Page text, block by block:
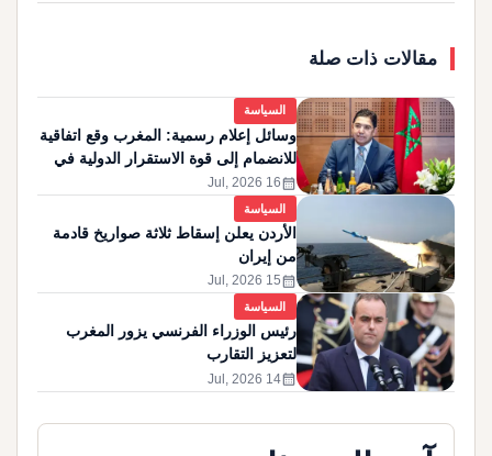
مقالات ذات صلة
السياسة
وسائل إعلام رسمية: المغرب وقع اتفاقية
للانضمام إلى قوة الاستقرار الدولية في
غزة
calendar_month
16 Jul, 2026
السياسة
الأردن يعلن إسقاط ثلاثة صواريخ قادمة
من إيران
calendar_month
15 Jul, 2026
السياسة
رئيس الوزراء الفرنسي يزور المغرب
لتعزيز التقارب
calendar_month
14 Jul, 2026